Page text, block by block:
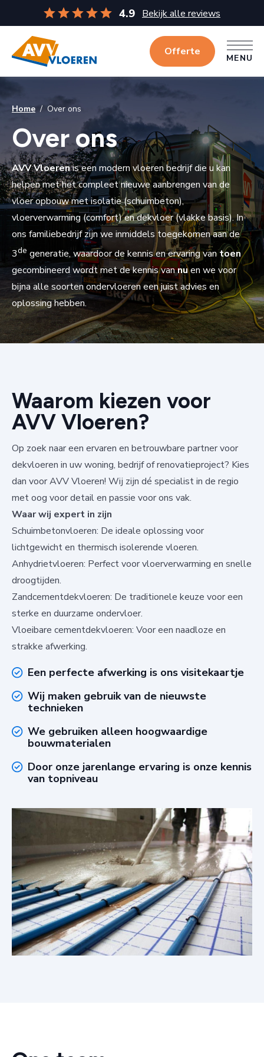
4.9 Bekijk alle reviews
Offerte
MENU
Home / Over ons
Over ons
AVV Vloerenis een modern vloeren bedrijf die u kan
helpen met het compleet nieuwe aanbrengen van de
vloer opbouw met isolatie (schuimbeton),
vloerverwarming (comfort) en dekvloer (vlakke basis). In
ons familiebedrijf zijn we inmiddels toegekomen aan de
3de generatie, waardoor de kennis en ervaring vantoen
gecombineerd wordt met de kennis vannuen we voor
bijna alle soorten ondervloeren een juist advies en
oplossing hebben.
Waarom kiezen voor
AVV Vloeren?
Op zoek naar een ervaren en betrouwbare partner voor
dekvloeren in uw woning, bedrijf of renovatieproject? Kies
dan voor AVV Vloeren! Wij zijn dé specialist in de regio
met oog voor detail en passie voor ons vak.
Waar wij expert in zijn
Schuimbetonvloeren: De ideale oplossing voor
lichtgewicht en thermisch isolerende vloeren.
Anhydrietvloeren: Perfect voor vloerverwarming en snelle
droogtijden.
Zandcementdekvloeren: De traditionele keuze voor een
sterke en duurzame ondervloer.
Vloeibare cementdekvloeren: Voor een naadloze en
strakke afwerking.
Een perfecte afwerking is ons visitekaartje
Wij maken gebruik van de nieuwste
technieken
We gebruiken alleen hoogwaardige
bouwmaterialen
Door onze jarenlange ervaring is onze kennis
van topniveau